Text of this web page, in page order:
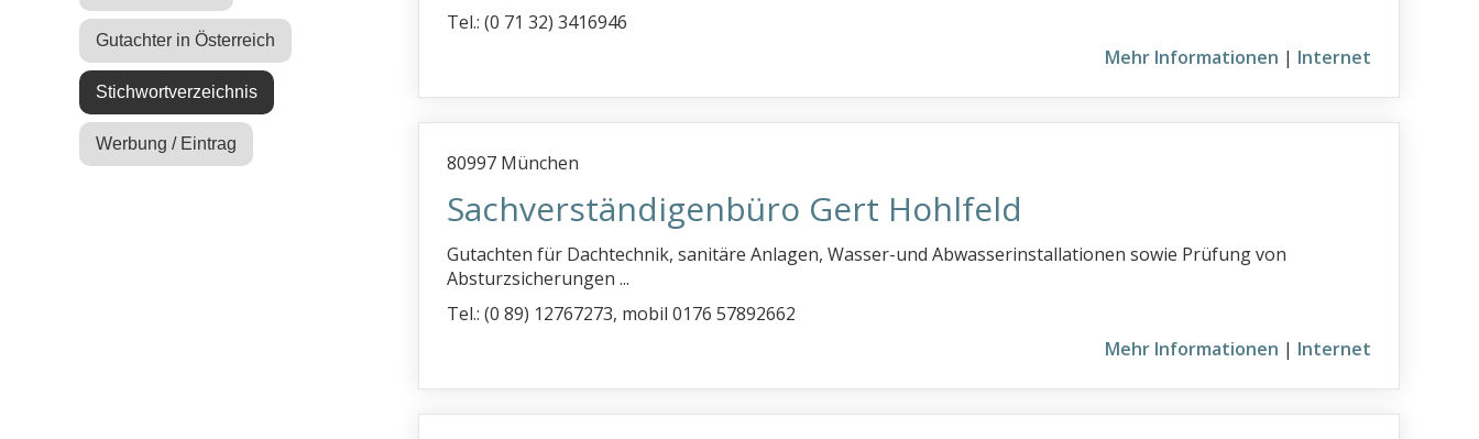
Gutachter in Österreich
Stichwortverzeichnis
Werbung / Eintrag
Tel.: (0 71 32) 3416946
Mehr Informationen | Internet
80997 München
Sachverständigenbüro Gert Hohlfeld
Gutachten für Dachtechnik, sanitäre Anlagen, Wasser-und Abwasserinstallationen sowie Prüfung von
Absturzsicherungen ...
Tel.: (0 89) 12767273, mobil 0176 57892662
Mehr Informationen | Internet